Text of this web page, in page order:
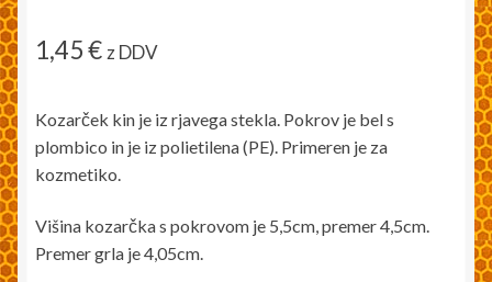
1,45€ z DDV
Kozarček kin je iz rjavega stekla. Pokrov je bel s
plombico in je iz polietilena (PE). Primeren je za
kozmetiko.
Višina kozarčka s pokrovom je 5,5cm, premer 4,5cm.
Premer grla je 4,05cm.